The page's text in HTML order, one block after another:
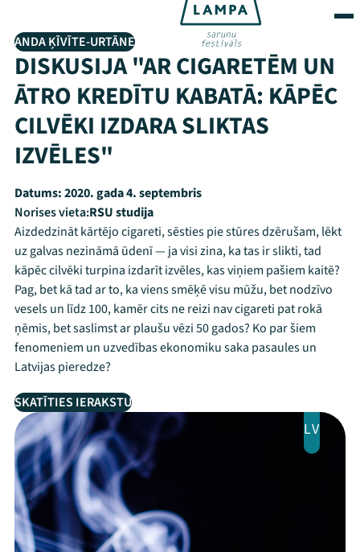
ANDA ĶĪVĪTE-URTĀNE
DISKUSIJA "AR CIGARETĒM UN
ĀTRO KREDĪTU KABATĀ: KĀPĒC
CILVĒKI IZDARA SLIKTAS
IZVĒLES"
Datums:2020. gada 4. septembris
Norises vieta:RSU studija
Aizdedzināt kārtējo cigareti, sēsties pie stūres dzērušam, lēkt
uz galvas nezināmā ūdenī — ja visi zina, ka tas ir slikti, tad
kāpēc cilvēki turpina izdarīt izvēles, kas viņiem pašiem kaitē?
Pag, bet kā tad ar to, ka viens smēķē visu mūžu, bet nodzīvo
vesels un līdz 100, kamēr cits ne reizi nav cigareti pat rokā
ņēmis, bet saslimst ar plaušu vēzi 50 gados? Ko par šiem
fenomeniem un uzvedības ekonomiku saka pasaules un
Latvijas pieredze?
SKATĪTIES IERAKSTU
LV